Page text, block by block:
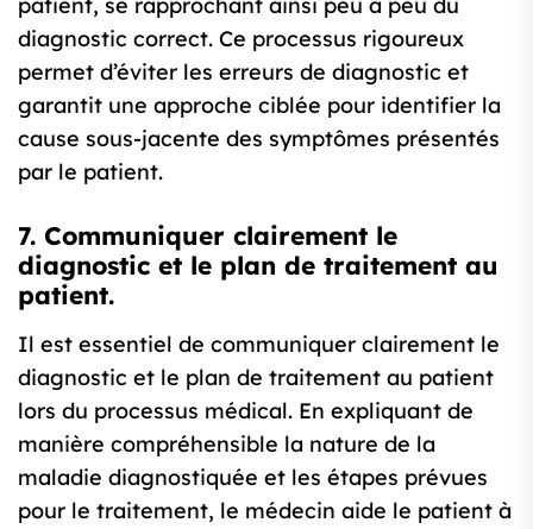
diagnostic correct. Ce processus rigoureux
permet d’éviter les erreurs de diagnostic et
garantit une approche ciblée pour identifier la
cause sous-jacente des symptômes présentés
par le patient.
7. Communiquer clairement le
diagnostic et le plan de traitement au
patient.
Il est essentiel de communiquer clairement le
diagnostic et le plan de traitement au patient
lors du processus médical. En expliquant de
manière compréhensible la nature de la
maladie diagnostiquée et les étapes prévues
pour le traitement, le médecin aide le patient à